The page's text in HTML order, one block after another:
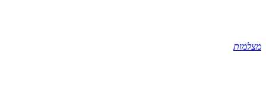
מצלמות